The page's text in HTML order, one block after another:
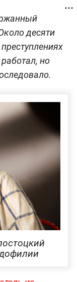
десяти
но